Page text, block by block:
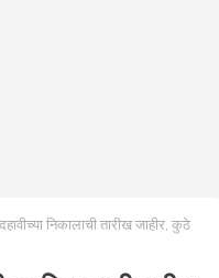
निकालाची तारीख जाहीर, कुठे